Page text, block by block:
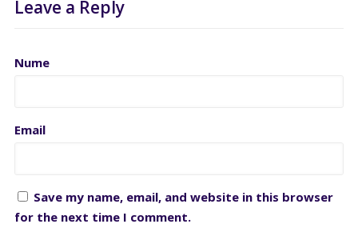
Leave a Reply
Nume
Email
Save my name, email, and website in this browser
for the next time I comment.